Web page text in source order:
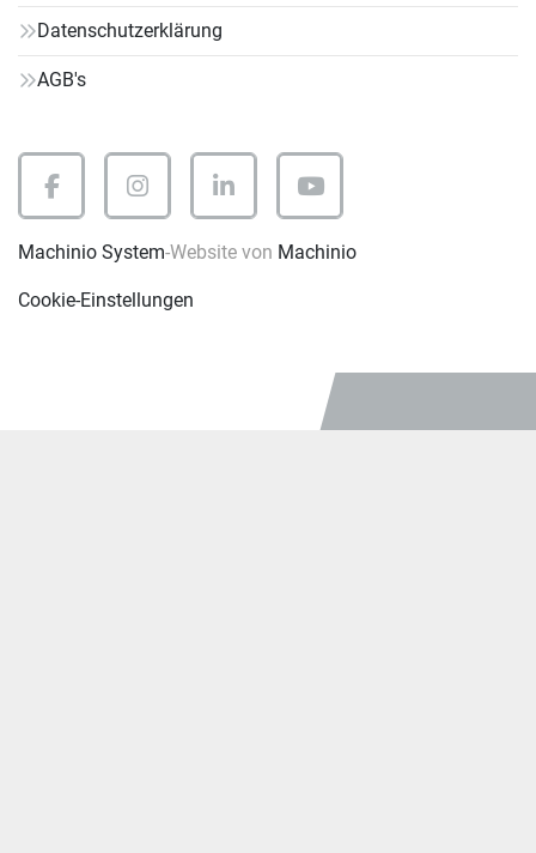
Datenschutzerklärung
AGB's
facebookinstagramlinkedinyoutube
Machinio System-Website von Machinio
Cookie-Einstellungen